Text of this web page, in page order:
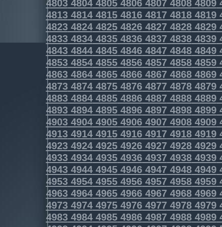
4803480448054806480748084809
4813481448154816481748184819
4823482448254826482748284829
4833483448354836483748384839
4843484448454846484748484849
4853485448554856485748584859
4863486448654866486748684869
4873487448754876487748784879
4883488448854886488748884889
4893489448954896489748984899
4903490449054906490749084909
4913491449154916491749184919
4923492449254926492749284929
4933493449354936493749384939
4943494449454946494749484949
4953495449554956495749584959
4963496449654966496749684969
4973497449754976497749784979
4983498449854986498749884989